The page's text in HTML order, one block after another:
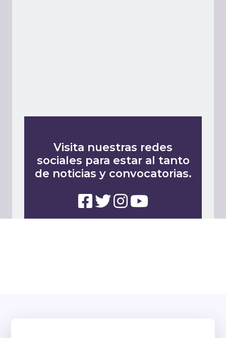
Visita nuestras redes
sociales para estar al tanto
de noticias y convocatorias.